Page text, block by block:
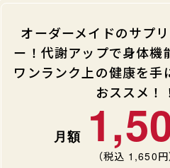
オーダーメイドのサプ
ー！代謝アップで身体機
ワンランク上の健康を手
おススメ！
（税込 1,650円